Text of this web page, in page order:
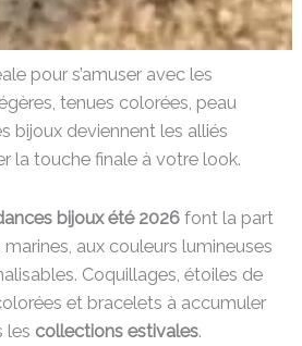
pour s’amuser avec les
tenues colorées, peau
bijoux deviennent les alliés
la touche finale à votre look.
bijoux été 2026font la part
aux couleurs lumineuses
Coquillages, étoiles de
et bracelets à accumuler
les collections estivales.